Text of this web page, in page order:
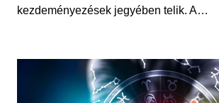
kezdeményezések jegyében telik. A…